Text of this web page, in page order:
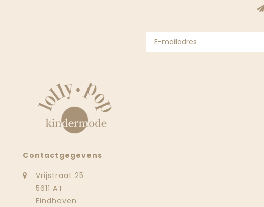
Contactgegevens
Vrijstraat 25
5611 AT
Eindhoven